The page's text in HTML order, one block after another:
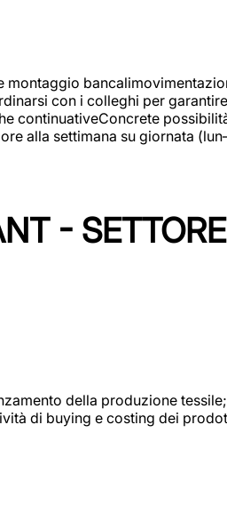
con i colleghi per
alla settimana su giornata
-
della produzione
di buying e costing dei